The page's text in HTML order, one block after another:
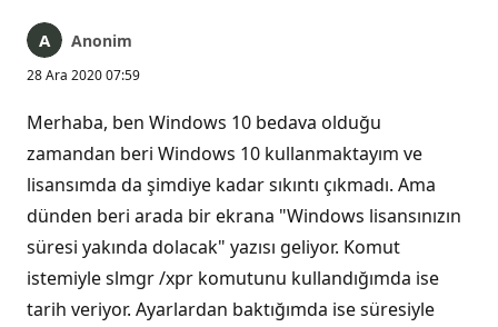
Anonim
28 Ara 2020 07:59
Merhaba, ben Windows 10 bedava olduğu
zamandan beri Windows 10 kullanmaktayım ve
lisansımda da şimdiye kadar sıkıntı çıkmadı. Ama
dünden beri arada bir ekrana "Windows lisansınızın
süresi yakında dolacak" yazısı geliyor. Komut
istemiyle slmgr /xpr komutunu kullandığımda ise
tarih veriyor. Ayarlardan baktığımda ise süresiyle